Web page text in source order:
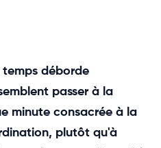
déborde
passer à la
minute consacrée à la
plutôt qu'à